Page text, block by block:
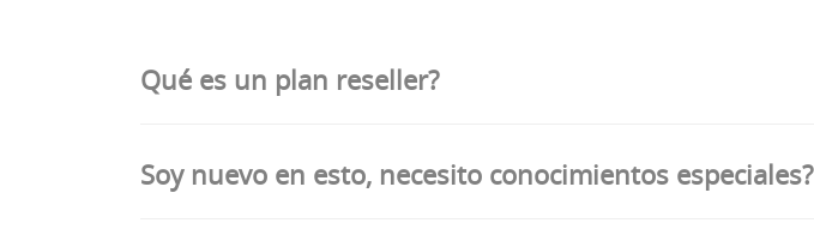
Qué es un plan reseller?
Soy nuevo en esto, necesito conocimientos especiales?